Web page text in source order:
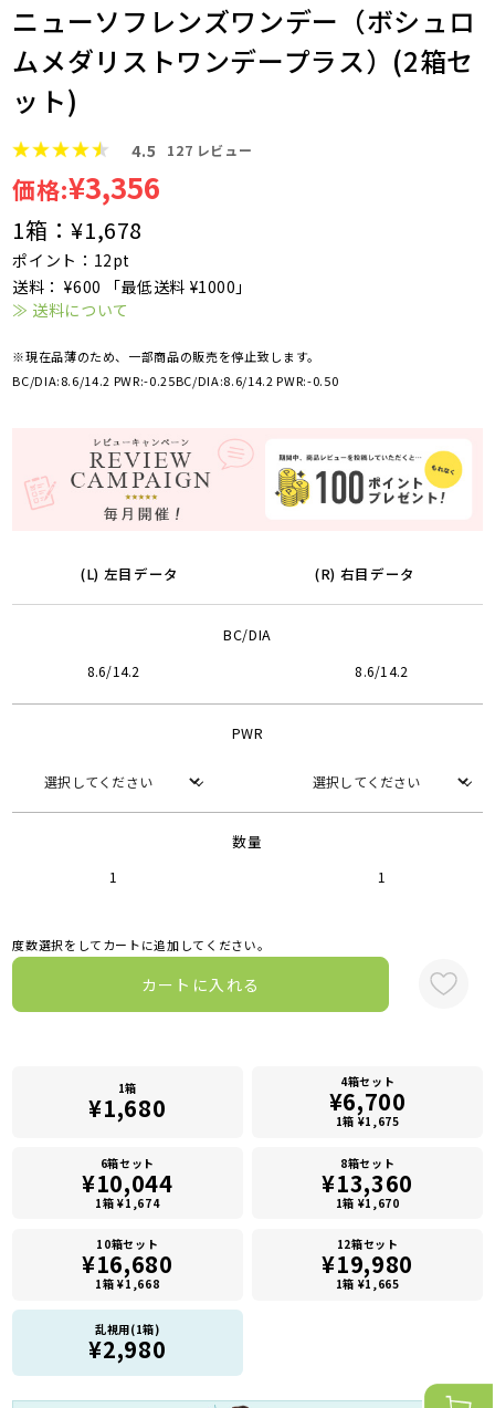
ニューソフレンズワンデー（ボシュロ
ムメダリストワンデープラス）(2箱セ
ット)
4.5 127 レビュー
価格:¥3,356
1箱：¥1,678
ポイント：12pt
送料： ¥600 「最低送料 ¥1000」
≫ 送料について
※現在品薄のため、一部商品の販売を停止致します。
BC/DIA:8.6/14.2 PWR:-0.25BC/DIA:8.6/14.2 PWR:-0.50
(L) 左目データ (R) 右目データ
BC/DIA
8.6/14.2 8.6/14.2
PWR
数量
1 1
度数選択をしてカートに追加してください。
カートに入れる
1箱
¥1,680
4箱セット
¥6,700
1箱 ¥1,675
6箱セット
¥10,044
1箱 ¥1,674
8箱セット
¥13,360
1箱 ¥1,670
10箱セット
¥16,680
1箱 ¥1,668
12箱セット
¥19,980
1箱 ¥1,665
乱視用(1箱)
¥2,980